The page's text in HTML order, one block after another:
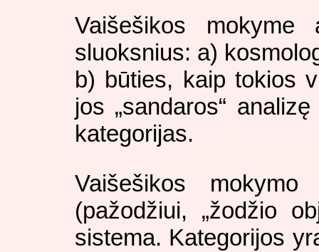
Vaišešikos
sluoksnius: a)
b) būties, kaip tokios
jos „sandaros“
kategorijas.
Vaišešikos
(pažodžiui, „žodžio
sistema. Kategorijos